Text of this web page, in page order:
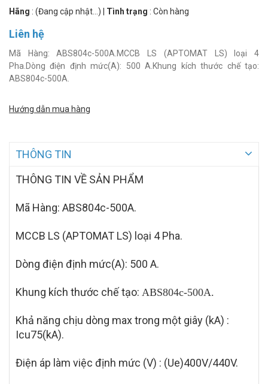
Hãng : (Đang cập nhật...) Tình trạng : Còn hàng
Liên hệ
Mã Hàng: ABS804c-500A.MCCB LS (APTOMAT LS) loại 4
Pha.Dòng điện định mức(A): 500 A.Khung kích thước chế tạo:
ABS804c-500A.
Hướng dẫn mua hàng
THÔNG TIN
THÔNG TIN VỀ SẢN PHẨM
Mã Hàng: ABS804c-500A.
MCCB LS (APTOMAT LS) loại 4 Pha.
Dòng điện định mức(A): 500 A.
Khung kích thước chế tạo: ABS804c-500A.
Khả năng chịu dòng max trong một giây (kA) :
Icu75(kA).
Điện áp làm việc định mức (V) : (Ue)400V/440V.